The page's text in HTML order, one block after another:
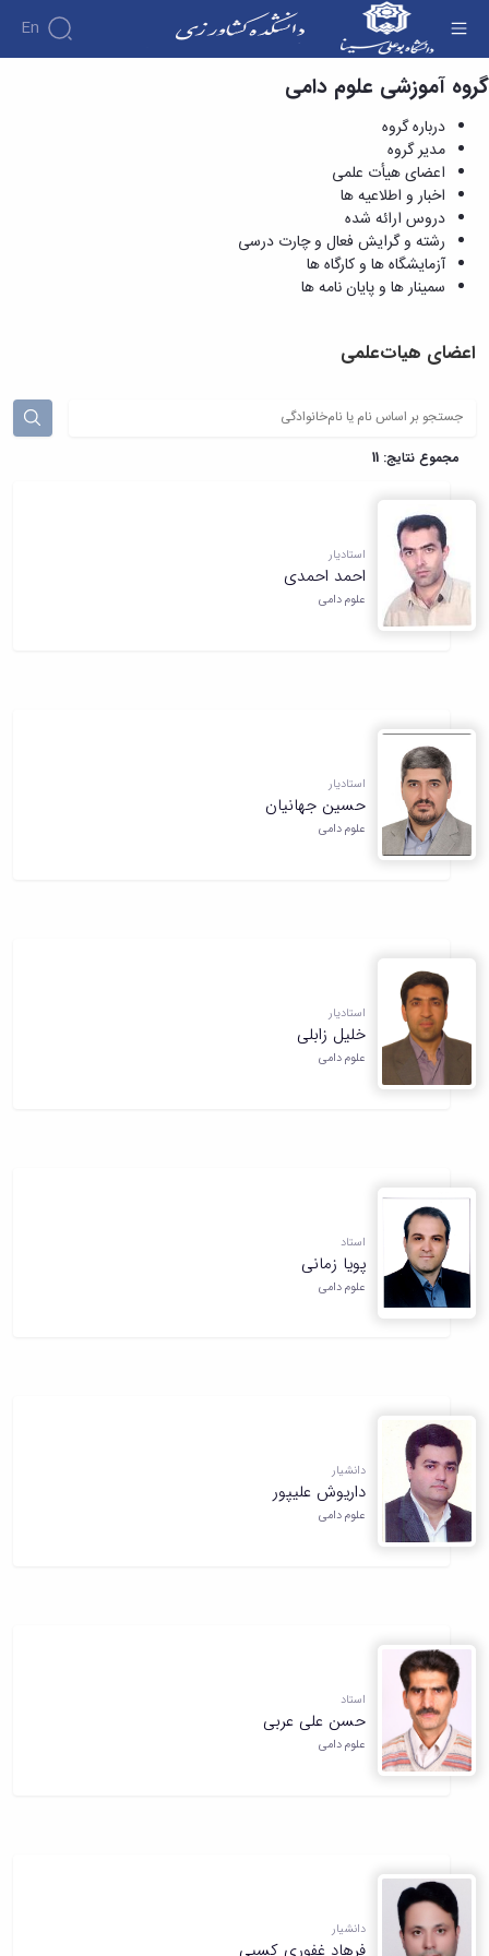
En
اعضای هیأت علمی - دانشکده کشاورزی
گروه آموزشی علوم دامی
درباره گروه
مدیر گروه
اعضای هیأت علمی
اخبار و اطلاعیه ها
دروس ارائه شده
رشته و گرایش فعال و چارت درسی
آزمایشگاه ها و کارگاه ها
سمینار ها و پایان نامه ها
اعضای هیات‌علمی
مجموع نتایج: 11
استادیار
احمد احمدی
علوم دامی
استادیار
حسین جهانیان
علوم دامی
استادیار
خلیل زابلی
علوم دامی
استاد
پویا زمانی
علوم دامی
دانشیار
داریوش علیپور
علوم دامی
استاد
حسن علی عربی
علوم دامی
دانشیار
فرهاد غفوری کسبی